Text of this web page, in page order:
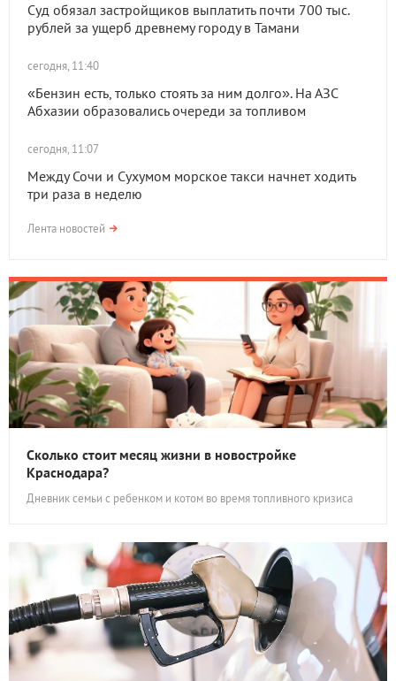
Суд обязал застройщиков выплатить почти 700 тыс.
рублей за ущерб древнему городу в Тамани
сегодня, 11:40
«Бензин есть, только стоять за ним долго». На АЗС
Абхазии образовались очереди за топливом
сегодня, 11:07
Между Сочи и Сухумом морское такси начнет ходить
три раза в неделю
Лента новостей
Сколько стоит месяц жизни в новостройке
Краснодара?
Дневник семьи с ребенком и котом во время топливного кризиса